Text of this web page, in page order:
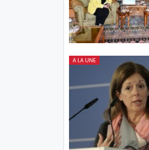
A LA UNE